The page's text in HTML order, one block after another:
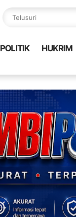
POLITIK HUKRIM